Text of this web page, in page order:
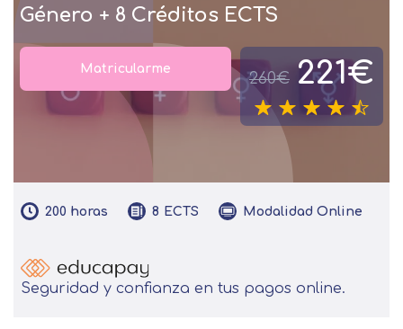
Género + 8 Créditos ECTS
260€ 221€
Matricularme
200 horas 8 ECTS Modalidad Online
Seguridad y confianza en tus pagos online.